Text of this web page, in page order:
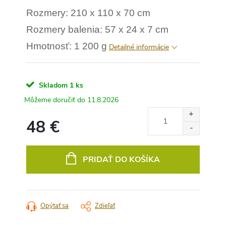
Rozmery: 210 x 110 x 70 cm
Rozmery balenia: 57 x 24 x 7 cm
Hmotnosť: 1 200 g Detailné informácie
Skladom 1 ks
11.8.2026
48 €
PRIDAŤ DO KOŠÍKA
Opýtať sa Zdieľať